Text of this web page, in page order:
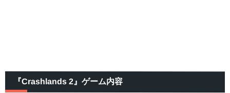
『Crashlands 2』ゲーム内容